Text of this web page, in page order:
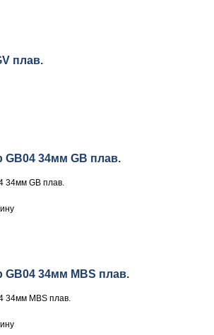
плав.
GB04 34мм GB плав.
34мм GB плав.
GB04 34мм MBS плав.
34мм MBS плав.